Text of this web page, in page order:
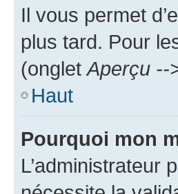
Il vous permet
plus tard. Pour
(onglet Aperçu --
Haut
Pourquoi mon
L’administrateur